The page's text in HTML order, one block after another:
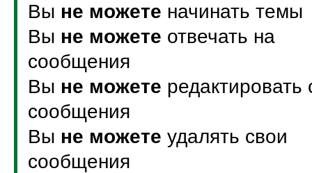
Вы не можете начинать темы
Вы не можете отвечать на
сообщения
Вы не можете редактировать
сообщения
Вы не можете удалять свои
сообщения